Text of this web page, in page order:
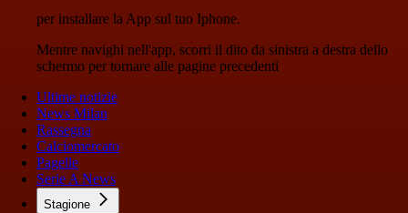
per installare la App sul tuo Iphone.
Mentre navighi nell'app, scorri il dito da sinistra a destra dello
schermo per tornare alle pagine precedenti
Ultime notizie
News Milan
Rassegna
Calciomercato
Pagelle
Serie A News
Stagione